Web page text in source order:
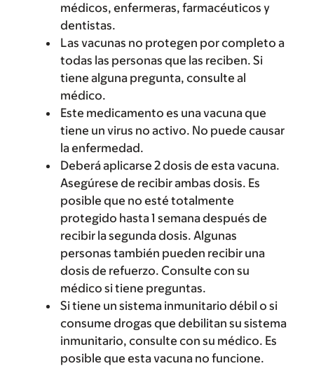
médicos, enfermeras, farmacéuticos y
dentistas.
Las vacunas no protegen por completo a
todas las personas que las reciben. Si
tiene alguna pregunta, consulte al
médico.
Este medicamento es una vacuna que
tiene un virus no activo. No puede causar
la enfermedad.
Deberá aplicarse 2 dosis de esta vacuna.
Asegúrese de recibir ambas dosis. Es
posible que no esté totalmente
protegido hasta 1 semana después de
recibir la segunda dosis. Algunas
personas también pueden recibir una
dosis de refuerzo. Consulte con su
médico si tiene preguntas.
Si tiene un sistema inmunitario débil o si
consume drogas que debilitan su sistema
inmunitario, consulte con su médico. Es
posible que esta vacuna no funcione.